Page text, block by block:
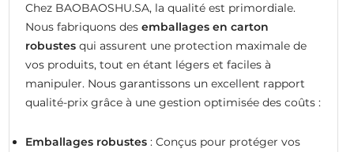
Chez BAOBAOSHU.SA, la qualité est primordiale.
Nous fabriquons des emballages en carton
robustesqui assurent une protection maximale de
vos produits, tout en étant légers et faciles à
manipuler. Nous garantissons un excellent rapport
qualité-prix grâce à une gestion optimisée des coûts :
Emballages robustes: Conçus pour protéger vos